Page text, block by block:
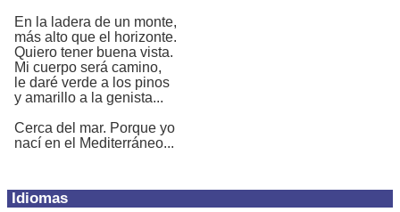
Idiomas
En la ladera de un monte,
más alto que el horizonte.
Quiero tener buena vista.
Mi cuerpo será camino,
le daré verde a los pinos
y amarillo a la genista...
Cerca del mar. Porque yo
nací en el Mediterráneo...